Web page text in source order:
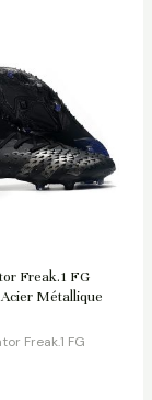
Freak.1 FG
Métallique
Freak.1 FG